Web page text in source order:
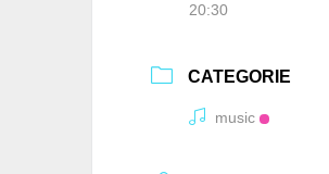
20:30
CATEGORIE
music